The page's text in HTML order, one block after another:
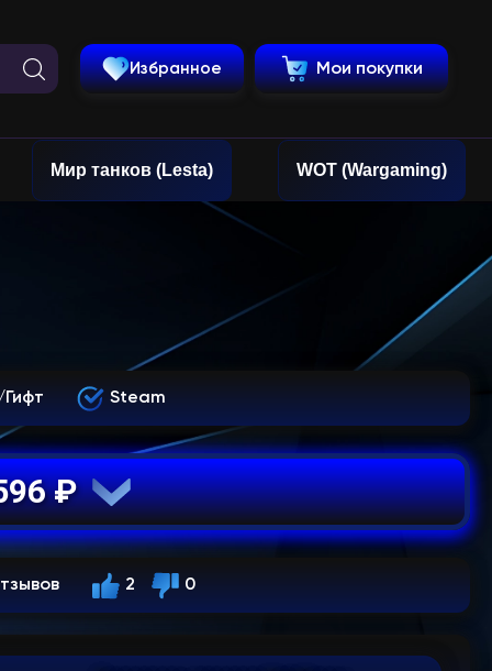
Избранное Мои покупки
Мир танков (Lesta) WOT (Wargaming)
Steam
₽
2 0